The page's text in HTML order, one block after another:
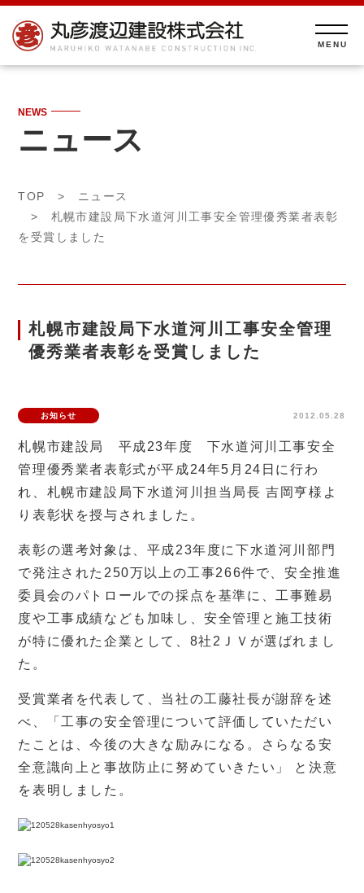
NEWS
ニュース
TOP >
ニュース
> 札幌市建設局下水道河川工事安全管理優秀業者表彰
を受賞しました
札幌市建設局下水道河川工事安全管理
優秀業者表彰を受賞しました
お知らせ 2012.05.28
札幌市建設局 平成23年度 下水道河川工事安全
管理優秀業者表彰式が平成24年5月24日に行わ
れ、札幌市建設局下水道河川担当局長 吉岡亨様よ
り表彰状を授与されました。
表彰の選考対象は、平成23年度に下水道河川部門
で発注された250万以上の工事266件で、安全推進
委員会のパトロールでの採点を基準に、工事難易
度や工事成績なども加味し、安全管理と施工技術
が特に優れた企業として、8社2ＪＶが選ばれまし
た。
受賞業者を代表して、当社の工藤社長が謝辞を述
べ、「工事の安全管理について評価していただい
たことは、今後の大きな励みになる。さらなる安
全意識向上と事故防止に努めていきたい」 と決意
を表明しました。